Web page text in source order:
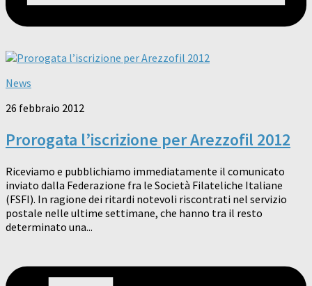
News
26 febbraio 2012
Prorogata l’iscrizione per Arezzofil 2012
Riceviamo e pubblichiamo immediatamente il comunicato
inviato dalla Federazione fra le Società Filateliche Italiane
(FSFI). In ragione dei ritardi notevoli riscontrati nel servizio
postale nelle ultime settimane, che hanno tra il resto
determinato una...